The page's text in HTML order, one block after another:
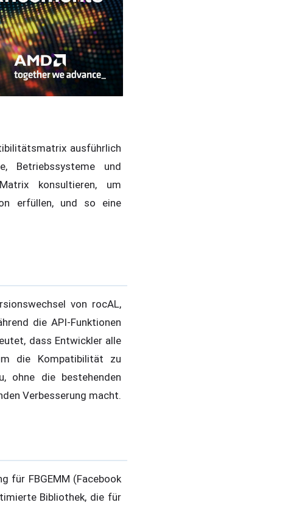
ausführlich
Betriebssysteme und
konsultieren, um
erfüllen, und so eine
von rocAL,
die API-Funktionen
dass Entwickler alle
die Kompatibilität zu
ohne die bestehenden
Verbesserung macht.
für FBGEMM (Facebook
Bibliothek, die für